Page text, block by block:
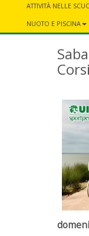
ATTIVITÀ NELLE
NUOTO E PISCINA